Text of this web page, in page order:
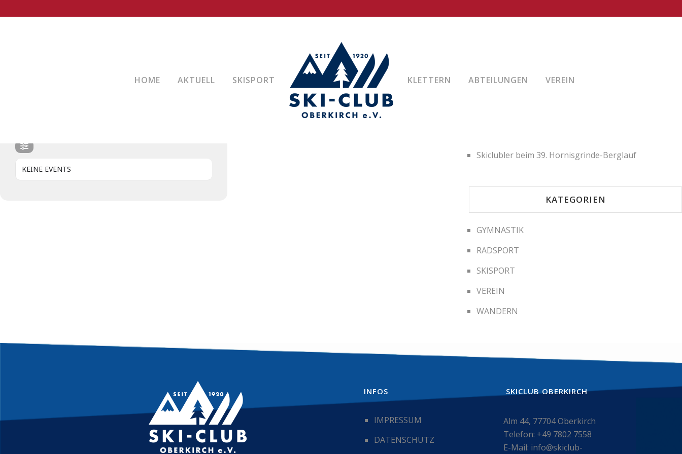
HOME AKTUELL SKISPORT KLETTERN ABTEILUNGEN VEREIN
EVENTS AN DIESEM ORT
KEINE EVENTS
Skiclubler beim 39. Hornisgrinde-Berglauf
KATEGORIEN
GYMNASTIK
RADSPORT
SKISPORT
VEREIN
WANDERN
INFOS
IMPRESSUM
DATENSCHUTZ
SKICLUB OBERKIRCH
Alm 44, 77704 Oberkirch
Telefon: +49 7802 7558
E-Mail: info@skiclub-